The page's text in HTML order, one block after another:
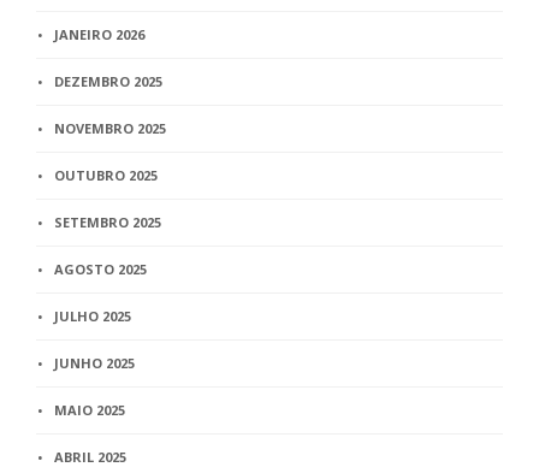
JANEIRO 2026
DEZEMBRO 2025
NOVEMBRO 2025
OUTUBRO 2025
SETEMBRO 2025
AGOSTO 2025
JULHO 2025
JUNHO 2025
MAIO 2025
ABRIL 2025